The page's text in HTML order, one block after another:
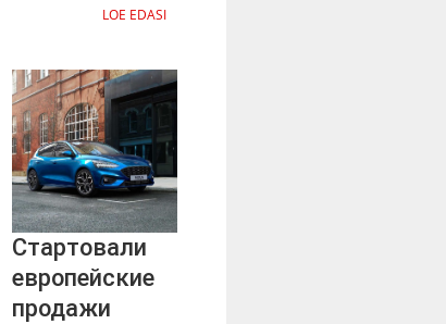
LOE EDASI
Стартовали
европейские
продажи